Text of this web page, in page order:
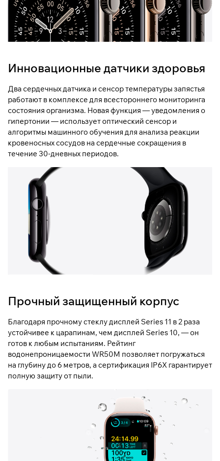
Инновационные датчики здоровья
Два сердечных датчика и сенсор температуры запястья
работают в комплексе для всестороннего мониторинга
состояния организма. Новая функция — уведомления о
гипертонии — использует оптический сенсор и
алгоритмы машинного обучения для анализа реакции
кровеносных сосудов на сердечные сокращения в
течение 30-дневных периодов.
Прочный защищенный корпус
Благодаря прочному стеклу дисплей Series 11 в 2 раза
устойчивее к царапинам, чем дисплей Series 10, — он
готов к любым испытаниям. Рейтинг
водонепроницаемости WR50M позволяет погружаться
на глубину до 6 метров, а сертификация IP6X гарантирует
полную защиту от пыли.